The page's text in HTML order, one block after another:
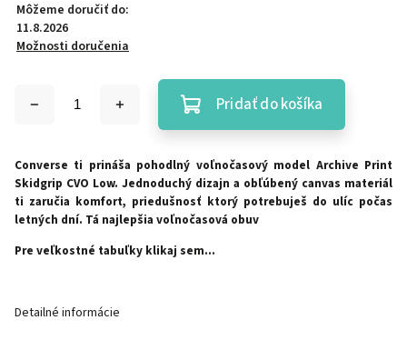
Môžeme doručiť do:
11.8.2026
Možnosti doručenia
Pridať do košíka
Converse ti prináša pohodlný voľnočasový model Archive Print
Skidgrip CVO Low. Jednoduchý dizajn a obľúbený canvas materiál
ti zaručia komfort, priedušnosť ktorý potrebuješ do ulíc počas
letných dní. Tá najlepšia voľnočasová obuv
Pre veľkostné tabuľky klikaj sem...
Detailné informácie